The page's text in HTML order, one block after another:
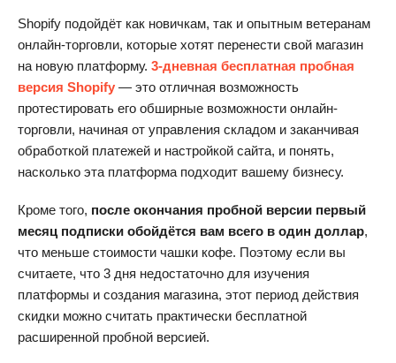
Shopify подойдёт как новичкам, так и опытным ветеранам
онлайн-торговли, которые хотят перенести свой магазин
на новую платформу. 3-дневная бесплатная пробная
версия Shopify — это отличная возможность
протестировать его обширные возможности онлайн-
торговли, начиная от управления складом и заканчивая
обработкой платежей и настройкой сайта, и понять,
насколько эта платформа подходит вашему бизнесу.
Кроме того, после окончания пробной версии первый
месяц подписки обойдётся вам всего в один доллар,
что меньше стоимости чашки кофе. Поэтому если вы
считаете, что 3 дня недостаточно для изучения
платформы и создания магазина, этот период действия
скидки можно считать практически бесплатной
расширенной пробной версией.